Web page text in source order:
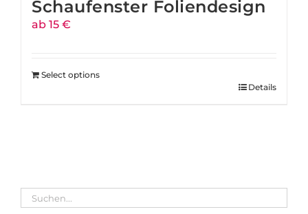
Schaufenster Foliendesign
ab 15 €
Select options
Details